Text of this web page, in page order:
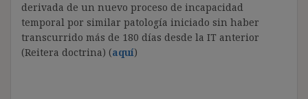
derivada de un nuevo proceso de incapacidad
temporal por similar patología iniciado sin haber
transcurrido más de 180 días desde la IT anterior
(Reitera doctrina) (aquí)